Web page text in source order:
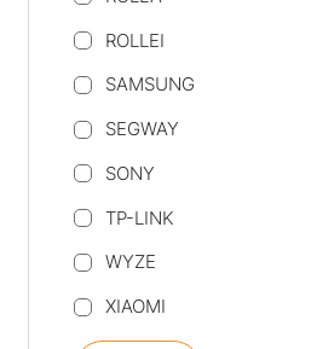
ROLLEI
SAMSUNG
SEGWAY
SONY
TP-LINK
WYZE
XIAOMI